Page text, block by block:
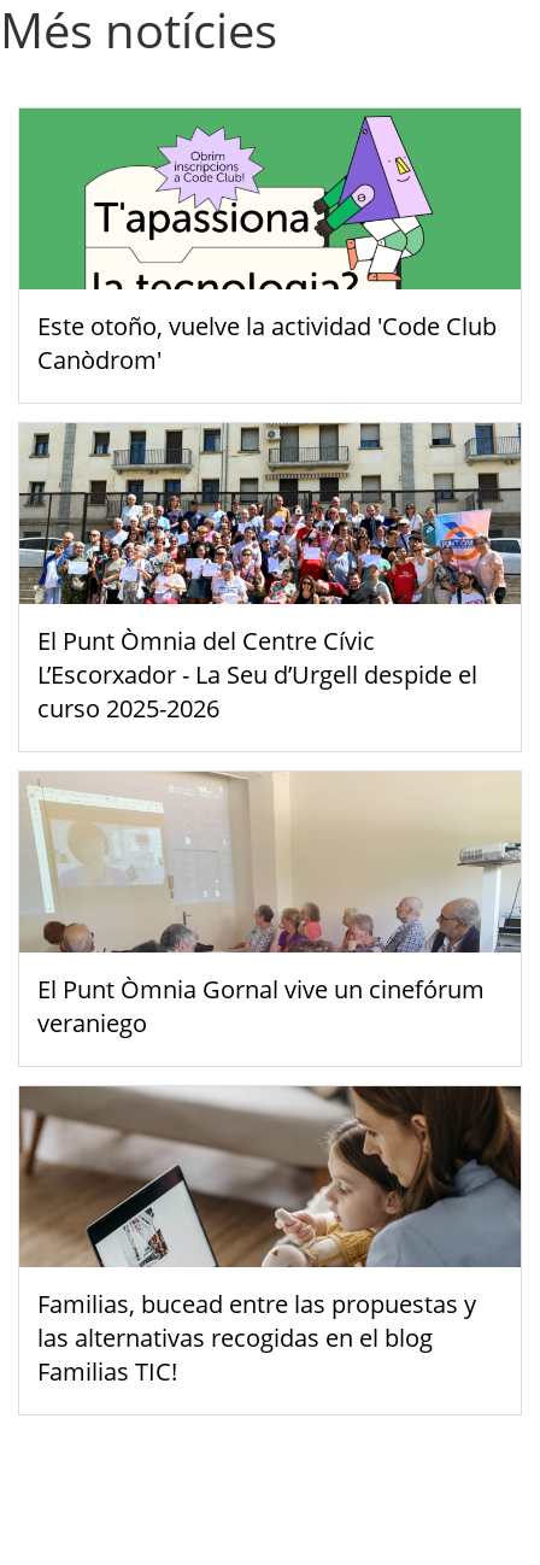
Més notícies
Este otoño, vuelve la actividad 'Code Club
Canòdrom'
El Punt Òmnia del Centre Cívic
L’Escorxador - La Seu d’Urgell despide el
curso 2025-2026
El Punt Òmnia Gornal vive un cinefórum
veraniego
Familias, bucead entre las propuestas y
las alternativas recogidas en el blog
Familias TIC!